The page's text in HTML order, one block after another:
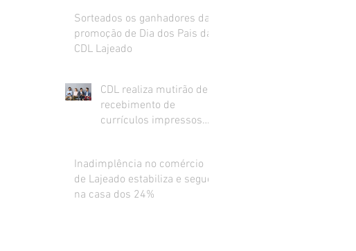
Sorteados os ganhadores da
promoção de Dia dos Pais da
CDL Lajeado
CDL realiza mutirão de
recebimento de
currículos impressos
Inadimplência no comércio
de Lajeado estabiliza e segue
na casa dos 24%